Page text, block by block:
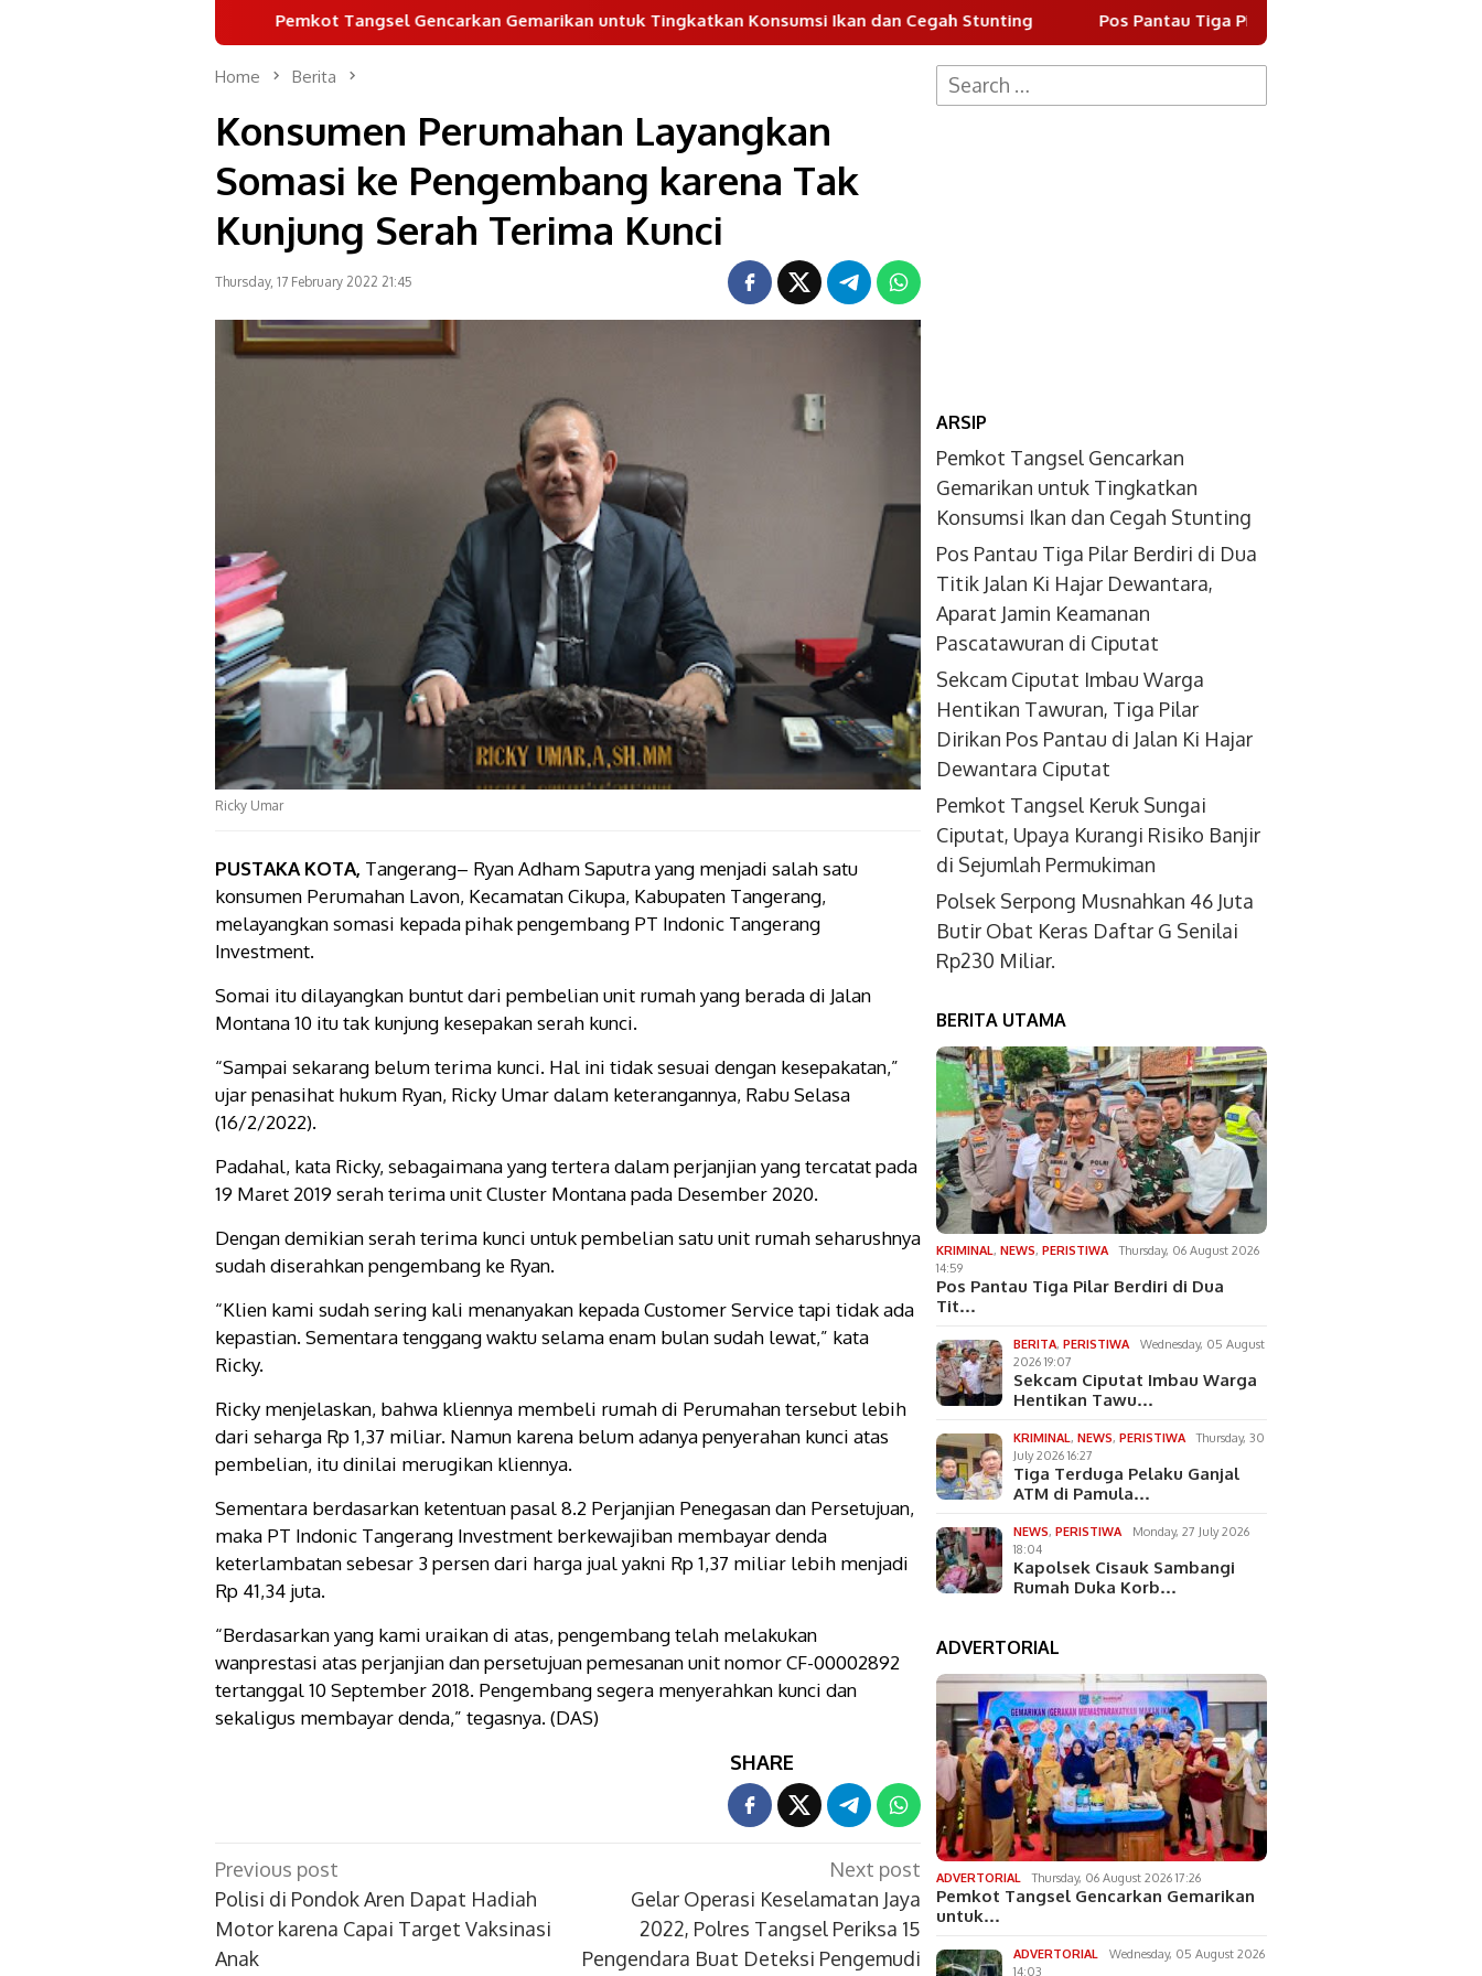
Pemkot Tangsel Gencarkan Gemarikan untuk Tingkatkan Konsumsi Ikan dan Cegah Stunting Pos Pantau Tiga Pilar Berdiri di Dua Titik Jalan Ki Hajar
Home Berita
Konsumen Perumahan Layangkan
Somasi ke Pengembang karena Tak
Kunjung Serah Terima Kunci
Thursday, 17 February 2022 21:45
Ricky Umar
PUSTAKA KOTA, Tangerang– Ryan Adham Saputra yang menjadi salah satu
konsumen Perumahan Lavon, Kecamatan Cikupa, Kabupaten Tangerang,
melayangkan somasi kepada pihak pengembang PT Indonic Tangerang
Investment.
Somai itu dilayangkan buntut dari pembelian unit rumah yang berada di Jalan
Montana 10 itu tak kunjung kesepakan serah kunci.
“Sampai sekarang belum terima kunci. Hal ini tidak sesuai dengan kesepakatan,”
ujar penasihat hukum Ryan, Ricky Umar dalam keterangannya, Rabu Selasa
(16/2/2022).
Padahal, kata Ricky, sebagaimana yang tertera dalam perjanjian yang tercatat pada
19 Maret 2019 serah terima unit Cluster Montana pada Desember 2020.
Dengan demikian serah terima kunci untuk pembelian satu unit rumah seharushnya
sudah diserahkan pengembang ke Ryan.
“Klien kami sudah sering kali menanyakan kepada Customer Service tapi tidak ada
kepastian. Sementara tenggang waktu selama enam bulan sudah lewat,” kata
Ricky.
Ricky menjelaskan, bahwa kliennya membeli rumah di Perumahan tersebut lebih
dari seharga Rp 1,37 miliar. Namun karena belum adanya penyerahan kunci atas
pembelian, itu dinilai merugikan kliennya.
Sementara berdasarkan ketentuan pasal 8.2 Perjanjian Penegasan dan Persetujuan,
maka PT Indonic Tangerang Investment berkewajiban membayar denda
keterlambatan sebesar 3 persen dari harga jual yakni Rp 1,37 miliar lebih menjadi
Rp 41,34 juta.
“Berdasarkan yang kami uraikan di atas, pengembang telah melakukan
wanprestasi atas perjanjian dan persetujuan pemesanan unit nomor CF-00002892
tertanggal 10 September 2018. Pengembang segera menyerahkan kunci dan
sekaligus membayar denda,” tegasnya. (DAS)
SHARE
Post
navigation
Previous post
Polisi di Pondok Aren Dapat Hadiah
Motor karena Capai Target Vaksinasi
Anak
Next post
Gelar Operasi Keselamatan Jaya
2022, Polres Tangsel Periksa 15
Pengendara Buat Deteksi Pengemudi
Search
for:
ARSIP
Pemkot Tangsel Gencarkan
Gemarikan untuk Tingkatkan
Konsumsi Ikan dan Cegah Stunting
Pos Pantau Tiga Pilar Berdiri di Dua
Titik Jalan Ki Hajar Dewantara,
Aparat Jamin Keamanan
Pascatawuran di Ciputat
Sekcam Ciputat Imbau Warga
Hentikan Tawuran, Tiga Pilar
Dirikan Pos Pantau di Jalan Ki Hajar
Dewantara Ciputat
Pemkot Tangsel Keruk Sungai
Ciputat, Upaya Kurangi Risiko Banjir
di Sejumlah Permukiman
Polsek Serpong Musnahkan 46 Juta
Butir Obat Keras Daftar G Senilai
Rp230 Miliar.
BERITA UTAMA
KRIMINAL,NEWS,PERISTIWA
Thursday, 06 August 2026
14:59
Pos Pantau Tiga Pilar Berdiri di Dua
Tit…
BERITA,PERISTIWA
Wednesday, 05 August
2026 19:07
Sekcam Ciputat Imbau Warga
Hentikan Tawu…
KRIMINAL,NEWS,PERISTIWA
Thursday, 30
July 2026 16:27
Tiga Terduga Pelaku Ganjal
ATM di Pamula…
NEWS,PERISTIWA
Monday, 27 July 2026
18:04
Kapolsek Cisauk Sambangi
Rumah Duka Korb…
ADVERTORIAL
ADVERTORIAL Thursday, 06 August 2026 17:26
Pemkot Tangsel Gencarkan Gemarikan
untuk…
ADVERTORIAL
Wednesday, 05 August 2026
14:03